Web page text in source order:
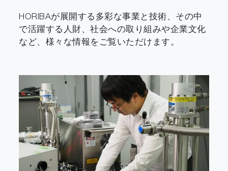
HORIBAが展開する多彩な事業と技術、その中
で活躍する人財、社会への取り組みや企業文化
など、様々な情報をご覧いただけます。